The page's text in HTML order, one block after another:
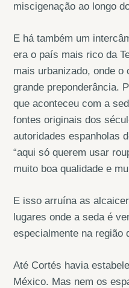
miscigenação ao longo
E há também um
era o país mais rico da
mais urbanizado, onde
grande preponderância.
que aconteceu com a
fontes originais dos
autoridades espanholas
“aqui só querem usar
muito boa qualidade e
E isso arruína as
lugares onde a seda é
especialmente na região
Até Cortés havia
México. Mas nem os